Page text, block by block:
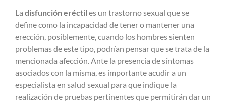
La disfunción eréctil es un trastorno sexual que se
define como la incapacidad de tener o mantener una
erección, posiblemente, cuando los hombres sienten
problemas de este tipo, podrían pensar que se trata de la
mencionada afección. Ante la presencia de síntomas
asociados con la misma, es importante acudir a un
especialista en salud sexual para que indique la
realización de pruebas pertinentes que permitirán dar un